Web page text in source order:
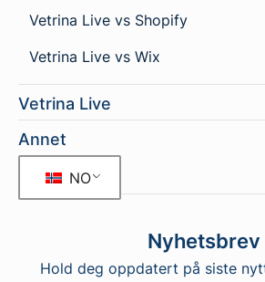
Vetrina Live vs Shopify
Vetrina Live vs Wix
Vetrina Live
Annet
NO
Nyhetsbrev
Hold deg oppdatert på siste